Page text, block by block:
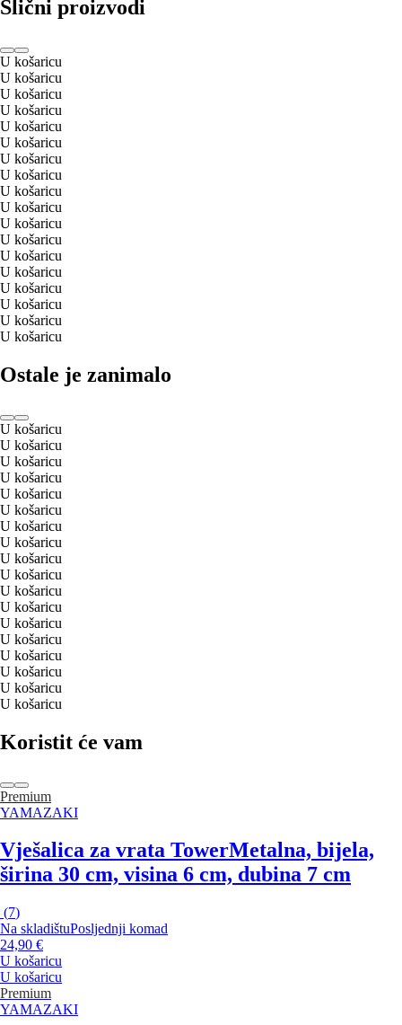
Slični proizvodi
U košaricu
U košaricu
U košaricu
U košaricu
U košaricu
U košaricu
U košaricu
U košaricu
U košaricu
U košaricu
U košaricu
U košaricu
U košaricu
U košaricu
U košaricu
U košaricu
U košaricu
U košaricu
Ostale je zanimalo
U košaricu
U košaricu
U košaricu
U košaricu
U košaricu
U košaricu
U košaricu
U košaricu
U košaricu
U košaricu
U košaricu
U košaricu
U košaricu
U košaricu
U košaricu
U košaricu
U košaricu
U košaricu
Koristit će vam
Premium
YAMAZAKI
Vješalica za vrata TowerMetalna, bijela,
širina 30 cm, visina 6 cm, dubina 7 cm
(7)
Na skladištuPosljednji komad
24,90 €
U košaricu
U košaricu
Premium
YAMAZAKI